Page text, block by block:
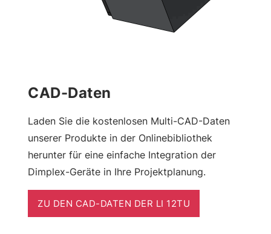
CAD-Daten
Laden Sie die kostenlosen Multi-CAD-Daten
unserer Produkte in der Onlinebibliothek
herunter für eine einfache Integration der
Dimplex-Geräte in Ihre Projektplanung.
ZU DEN CAD-DATEN DER LI 12TU